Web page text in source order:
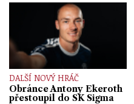
DALŠÍ NOVÝ HRÁČ
Obránce Antony Ekeroth
přestoupil do SK Sigma